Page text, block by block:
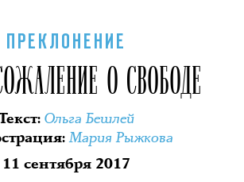
ПРЕКЛОНЕНИЕ
О СВОБОДЕ
: Ольга Бешлей
:Мария Рыжкова
11 сентября 2017